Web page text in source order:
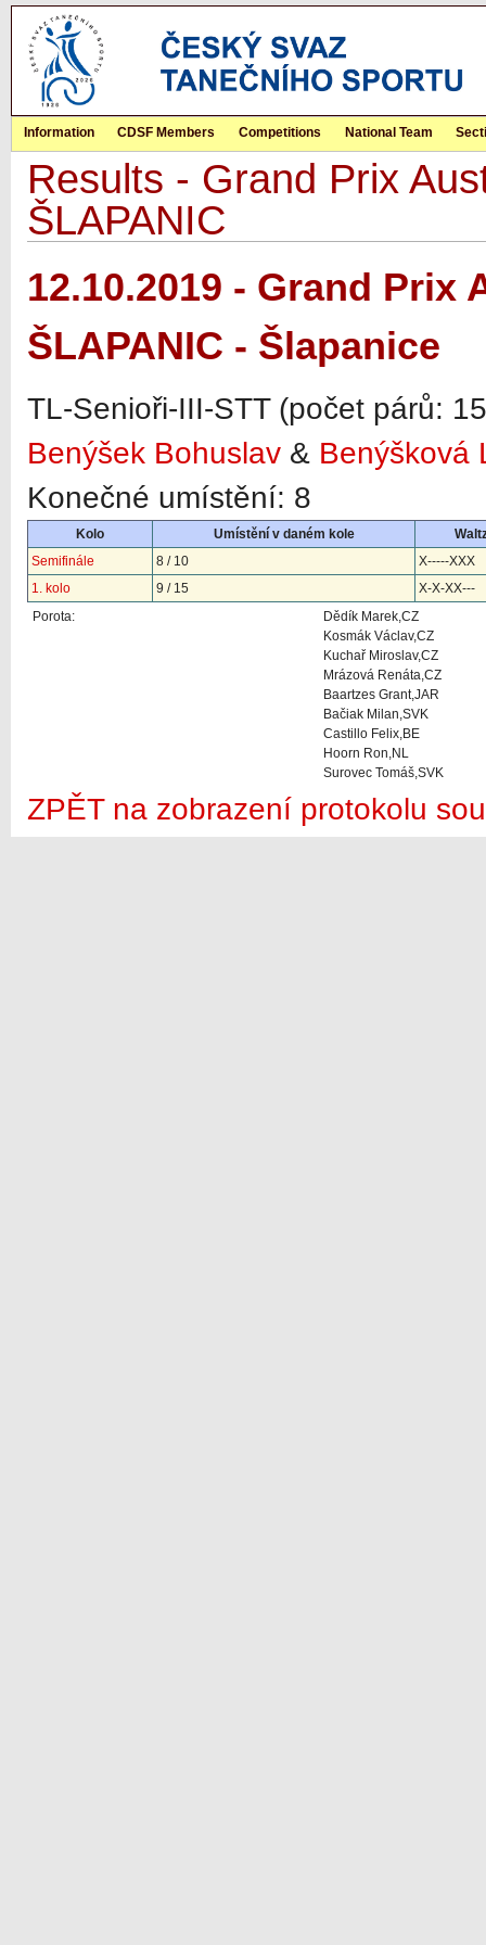
Information CDSF Members Competitions National Team
Results - Grand Prix
ŠLAPANIC
12.10.2019 - Grand Prix
ŠLAPANIC - Šlapanice
TL-Senioři-III-STT (počet párů:
Benýšek Bohuslav & Benýšková
Konečné umístění: 8
Kolo Umístění v daném kole
Semifinále
8 / 10
X-----XXX
1. kolo
9 / 15
X-X-XX---
Porota:
Dědík Marek,CZ
Kosmák Václav,CZ
Kuchař Miroslav,CZ
Mrázová Renáta,CZ
Baartzes Grant,JAR
Bačiak Milan,SVK
Castillo Felix,BE
Hoorn Ron,NL
Surovec Tomáš,SVK
ZPĚT na zobrazení protokolu